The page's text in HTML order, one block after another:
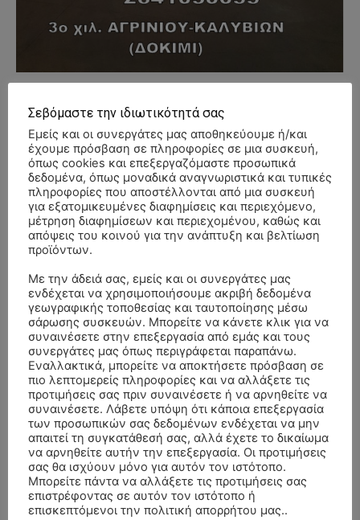
- Advertisment -
- Advertisment -
Σεβόμαστε την ιδιωτικότητά σας
Εμείς και οι συνεργάτες μας αποθηκεύουμε ή/και
έχουμε πρόσβαση σε πληροφορίες σε μια συσκευή,
όπως cookies και επεξεργαζόμαστε προσωπικά
δεδομένα, όπως μοναδικά αναγνωριστικά και τυπικές
πληροφορίες που αποστέλλονται από μια συσκευή
για εξατομικευμένες διαφημίσεις και περιεχόμενο,
μέτρηση διαφημίσεων και περιεχομένου, καθώς και
απόψεις του κοινού για την ανάπτυξη και βελτίωση
προϊόντων.
Με την άδειά σας, εμείς και οι συνεργάτες μας
ενδέχεται να χρησιμοποιήσουμε ακριβή δεδομένα
γεωγραφικής τοποθεσίας και ταυτοποίησης μέσω
σάρωσης συσκευών. Μπορείτε να κάνετε κλικ για να
συναινέσετε στην επεξεργασία από εμάς και τους
συνεργάτες μας όπως περιγράφεται παραπάνω.
Εναλλακτικά, μπορείτε να αποκτήσετε πρόσβαση σε
πιο λεπτομερείς πληροφορίες και να αλλάξετε τις
προτιμήσεις σας πριν συναινέσετε ή να αρνηθείτε να
συναινέσετε. Λάβετε υπόψη ότι κάποια επεξεργασία
των προσωπικών σας δεδομένων ενδέχεται να μην
απαιτεί τη συγκατάθεσή σας, αλλά έχετε το δικαίωμα
να αρνηθείτε αυτήν την επεξεργασία. Οι προτιμήσεις
σας θα ισχύουν μόνο για αυτόν τον ιστότοπο.
Μπορείτε πάντα να αλλάξετε τις προτιμήσεις σας
επιστρέφοντας σε αυτόν τον ιστότοπο ή
επισκεπτόμενοι την πολιτική απορρήτου μας..